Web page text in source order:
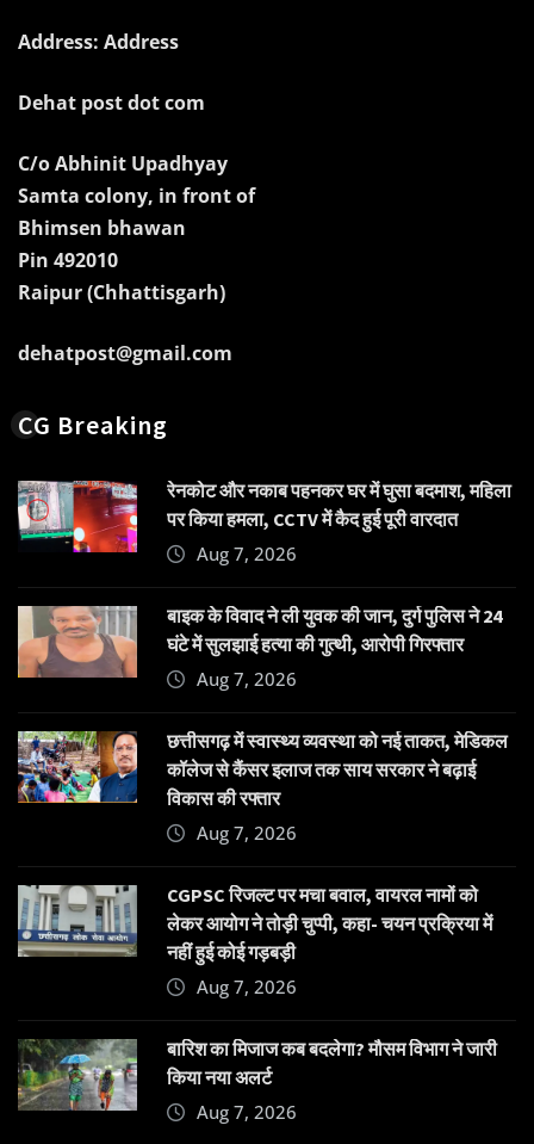
Address: Address
Dehat post dot com
C/o Abhinit Upadhyay
Samta colony, in front of
Bhimsen bhawan
Pin 492010
Raipur (Chhattisgarh)
dehatpost@gmail.com
CG Breaking
रेनकोट और नकाब पहनकर घर में घुसा बदमाश, महिला
पर किया हमला, CCTV में कैद हुई पूरी वारदात
Aug 7, 2026
बाइक के विवाद ने ली युवक की जान, दुर्ग पुलिस ने 24
घंटे में सुलझाई हत्या की गुत्थी, आरोपी गिरफ्तार
Aug 7, 2026
छत्तीसगढ़ में स्वास्थ्य व्यवस्था को नई ताकत, मेडिकल
कॉलेज से कैंसर इलाज तक साय सरकार ने बढ़ाई
विकास की रफ्तार
Aug 7, 2026
CGPSC रिजल्ट पर मचा बवाल, वायरल नामों को
लेकर आयोग ने तोड़ी चुप्पी, कहा- चयन प्रक्रिया में
नहीं हुई कोई गड़बड़ी
Aug 7, 2026
बारिश का मिजाज कब बदलेगा? मौसम विभाग ने जारी
किया नया अलर्ट
Aug 7, 2026